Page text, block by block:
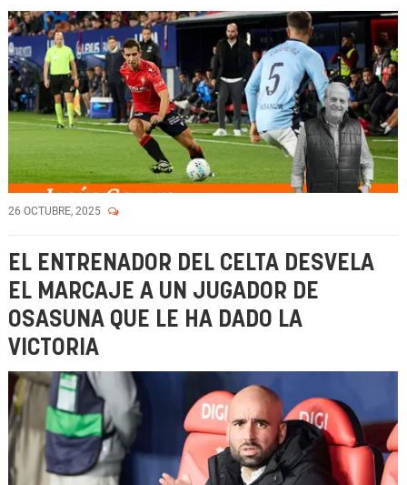
26 OCTUBRE, 2025
EL ENTRENADOR DEL CELTA DESVELA
EL MARCAJE A UN JUGADOR DE
OSASUNA QUE LE HA DADO LA
VICTORIA